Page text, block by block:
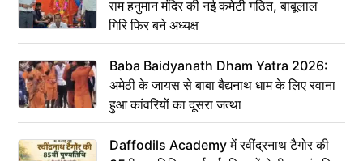
राम हनुमान मंदिर की नई कमेटी गठित, बाबूलाल
गिरि फिर बने अध्यक्ष
Baba Baidyanath Dham Yatra 2026:
अमेठी के जायस से बाबा बैद्यनाथ धाम के लिए रवाना
हुआ कांवरियों का दूसरा जत्था
Daffodils Academy में रवींद्रनाथ टैगोर की